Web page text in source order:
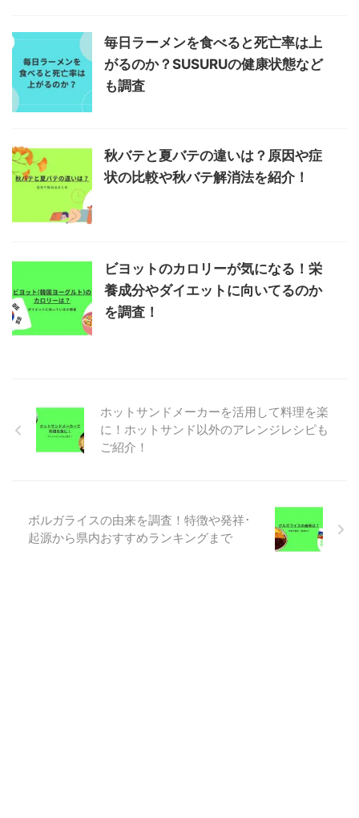
毎日ラーメンを食べると死亡率は上
がるのか？SUSURUの健康状態など
も調査
秋バテと夏バテの違いは？原因や症
状の比較や秋バテ解消法を紹介！
ビヨットのカロリーが気になる！栄
養成分やダイエットに向いてるのか
を調査！
ホットサンドメーカーを活用して料理を楽
に！ホットサンド以外のアレンジレシピも
ご紹介！
ボルガライスの由来を調査！特徴や発祥･
起源から県内おすすめランキングまで